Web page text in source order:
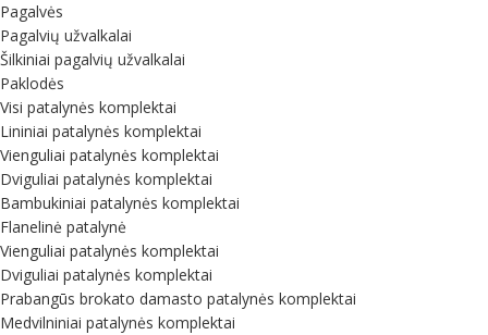
Pagalvės
Pagalvių užvalkalai
Šilkiniai pagalvių užvalkalai
Paklodės
Visi patalynės komplektai
Lininiai patalynės komplektai
Vienguliai patalynės komplektai
Dviguliai patalynės komplektai
Bambukiniai patalynės komplektai
Flanelinė patalynė
Vienguliai patalynės komplektai
Dviguliai patalynės komplektai
Prabangūs brokato damasto patalynės komplektai
Medvilniniai patalynės komplektai